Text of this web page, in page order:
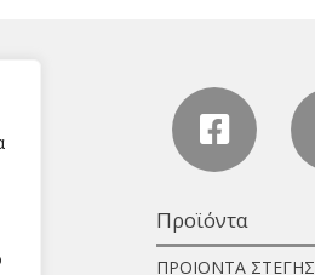
Προϊόντα
ΠΡΟΙΟΝΤΑ ΣΤΕΓΗΣ